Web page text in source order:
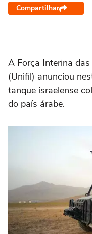
Compartilhar
A Força Interina
(Unifil) anunciou
tanque israelense
do país árabe.